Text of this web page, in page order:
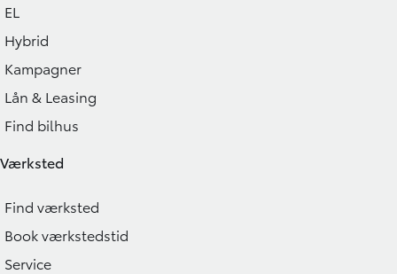
EL
Hybrid
Kampagner
Lån & Leasing
Find bilhus
Værksted
Find værksted
Book værkstedstid
Service